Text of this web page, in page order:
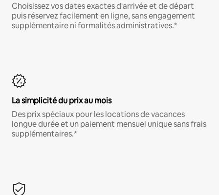
Choisissez vos dates exactes d'arrivée et de départ
puis réservez facilement en ligne, sans engagement
supplémentaire ni formalités administratives.*
La simplicité du prix au mois
Des prix spéciaux pour les locations de vacances
longue durée et un paiement mensuel unique sans frais
supplémentaires.*